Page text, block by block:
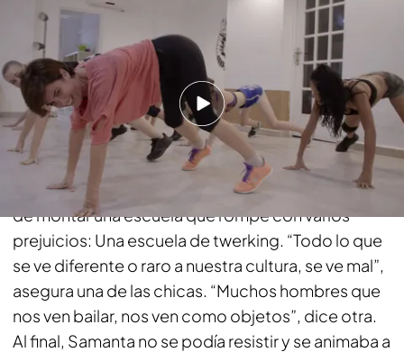
24 ABR 2019 - 00:45h.
Compartir
Samanta se desplaza hasta Barcelona para
conocer a unas chicas “que son lo más”. Acaban
de montar una escuela que rompe con varios
prejuicios: Una escuela de twerking. “Todo lo que
se ve diferente o raro a nuestra cultura, se ve mal”,
asegura una de las chicas. “Muchos hombres que
nos ven bailar, nos ven como objetos”, dice otra.
Al final, Samanta no se podía resistir y se animaba a